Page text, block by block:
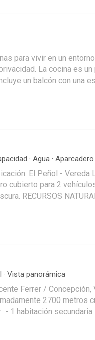
La cocina es
un balcón con una
· Agua · Aparcadero
· Vista panorámica
2700
1 habitación